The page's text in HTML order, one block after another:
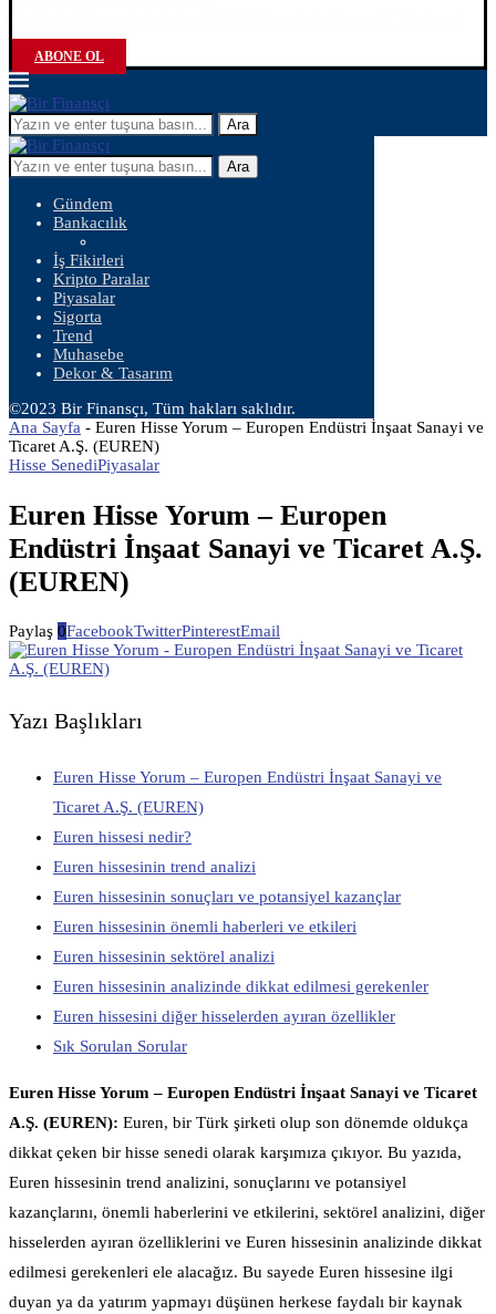
ABONE OL
Ara
Ara
Gündem
Bankacılık
İş Fikirleri
Kripto Paralar
Piyasalar
Sigorta
Trend
Muhasebe
Dekor & Tasarım
©2023 Bir Finansçı, Tüm hakları saklıdır.
Ana Sayfa - Euren Hisse Yorum – Europen Endüstri İnşaat Sanayi ve
Ticaret A.Ş. (EUREN)
Hisse SenediPiyasalar
Euren Hisse Yorum – Europen
Endüstri İnşaat Sanayi ve Ticaret A.Ş.
(EUREN)
Paylaş 0FacebookTwitterPinterestEmail
Yazı Başlıkları
Euren Hisse Yorum – Europen Endüstri İnşaat Sanayi ve
Ticaret A.Ş. (EUREN)
Euren hissesi nedir?
Euren hissesinin trend analizi
Euren hissesinin sonuçları ve potansiyel kazançlar
Euren hissesinin önemli haberleri ve etkileri
Euren hissesinin sektörel analizi
Euren hissesinin analizinde dikkat edilmesi gerekenler
Euren hissesini diğer hisselerden ayıran özellikler
Sık Sorulan Sorular
Euren Hisse Yorum – Europen Endüstri İnşaat Sanayi ve Ticaret
A.Ş. (EUREN): Euren, bir Türk şirketi olup son dönemde oldukça
dikkat çeken bir hisse senedi olarak karşımıza çıkıyor. Bu yazıda,
Euren hissesinin trend analizini, sonuçlarını ve potansiyel
kazançlarını, önemli haberlerini ve etkilerini, sektörel analizini, diğer
hisselerden ayıran özelliklerini ve Euren hissesinin analizinde dikkat
edilmesi gerekenleri ele alacağız. Bu sayede Euren hissesine ilgi
duyan ya da yatırım yapmayı düşünen herkese faydalı bir kaynak